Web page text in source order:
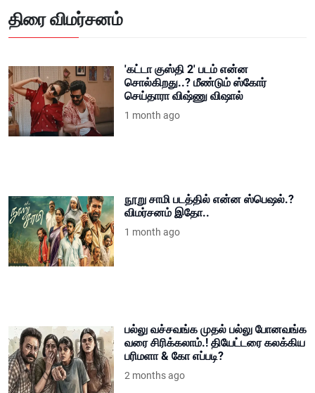
திரை விமர்சனம்
'கட்டா குஸ்தி 2' படம் என்ன
சொல்கிறது..? மீண்டும் ஸ்கோர்
செய்தாரா விஷ்ணு விஷால்
1 month ago
நூறு சாமி படத்தில் என்ன ஸ்பெஷல்.?
விமர்சனம் இதோ..
1 month ago
பல்லு வச்சவங்க முதல் பல்லு போனவங்க
வரை சிரிக்கலாம்.! தியேட்டரை கலக்கிய
பரிமளா & கோ எப்படி?
2 months ago